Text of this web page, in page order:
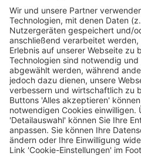
Sein KI-Wissen teilt Günter Exel in
Keynotes für Tourismus und
gestaltete er von November 2025
Webinarserie für den
Teilnehmenden aus Österreich und
dem SRV). Weitere Webinarserien
Werbung, Corps Touristique
Reisebüropartner GmbH, Ruhr
Realizing Progress Reisebüro
Reiseverband DRV führte er im
Workshops auf Englisch und
Schulungen bringt Günter Exel